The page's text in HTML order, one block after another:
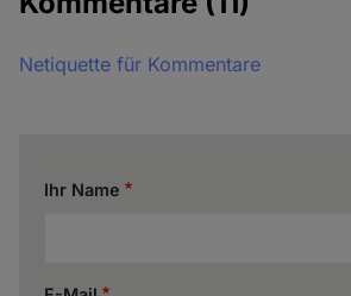
Netiquette für Kommentare
Ihr Name